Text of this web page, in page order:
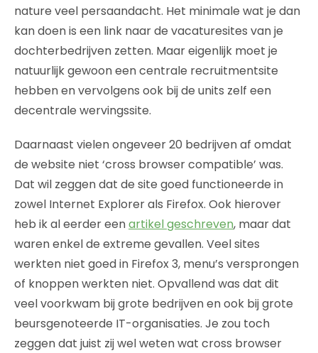
nature veel persaandacht. Het minimale wat je dan
kan doen is een link naar de vacaturesites van je
dochterbedrijven zetten. Maar eigenlijk moet je
natuurlijk gewoon een centrale recruitmentsite
hebben en vervolgens ook bij de units zelf een
decentrale wervingssite.
Daarnaast vielen ongeveer 20 bedrijven af omdat
de website niet ‘cross browser compatible’ was.
Dat wil zeggen dat de site goed functioneerde in
zowel Internet Explorer als Firefox. Ook hierover
heb ik al eerder eenartikel geschreven, maar dat
waren enkel de extreme gevallen. Veel sites
werkten niet goed in Firefox 3, menu’s versprongen
of knoppen werkten niet. Opvallend was dat dit
veel voorkwam bij grote bedrijven en ook bij grote
beursgenoteerde IT-organisaties. Je zou toch
zeggen dat juist zij wel weten wat cross browser